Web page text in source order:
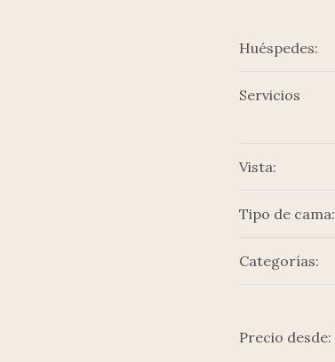
Huéspedes:
Servicios
Vista:
Tipo de cama:
Categorías:
Precio desde: